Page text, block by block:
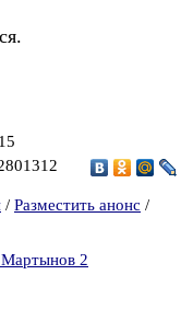
/ Разместить анонс /
Мартынов 2